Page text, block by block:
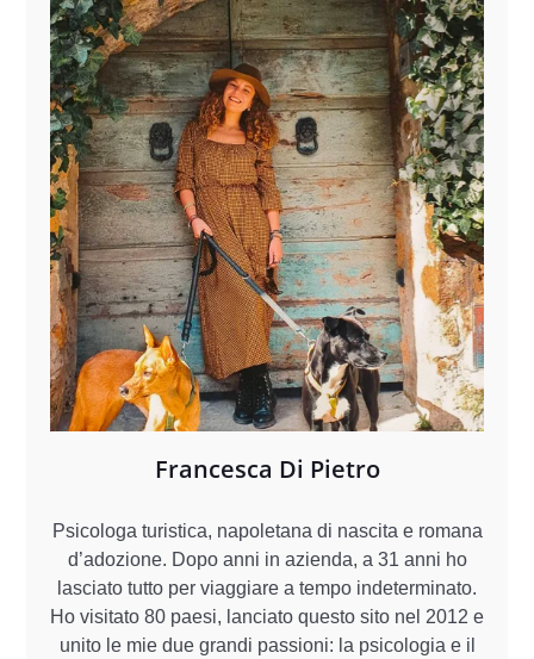
Francesca Di Pietro
Psicologa turistica, napoletana di nascita e romana
d’adozione. Dopo anni in azienda, a 31 anni ho
lasciato tutto per viaggiare a tempo indeterminato.
Ho visitato 80 paesi, lanciato questo sito nel 2012 e
unito le mie due grandi passioni: la psicologia e il